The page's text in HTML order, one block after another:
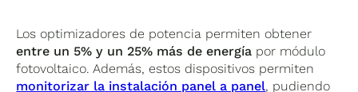
Los optimizadores de potencia permiten obtener
entre un 5% y un 25% más de energía por módulo
fotovoltaico. Además, estos dispositivos permiten
monitorizar la instalación panel a panel, pudiendo